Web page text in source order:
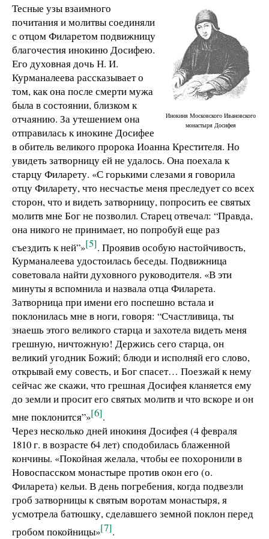
Инокиня Московского Ивановского
монастыря Досифея
Тесные узы взаимного
почитания и молитвы соединяли
с отцом Филаретом подвижницу
благочестия инокиню Досифею.
Его духовная дочь Н. И.
Курманалеева рассказывает о
том, как она после смерти мужа
была в состоянии, близком к
отчаянию. За утешением она
отправилась к инокине Досифее
в обитель великого пророка Иоанна Крестителя. Но
увидеть затворницу ей не удалось. Она поехала к
старцу Филарету. «С горькими слезами я говорила
отцу Филарету, что несчастье меня преследует со всех
сторон, что и видеть затворницу, попросить ее святых
молитв мне Бог не позволил. Старец отвечал: “Правда,
она никого не принимает, но попробуй еще раз
съездить к ней”»[5]. Проявив особую настойчивость,
Курманалеева удостоилась беседы. Подвижница
советовала найти духовного руководителя. «В эти
минуты я вспомнила и назвала отца Филарета.
Затворница при имени его поспешно встала и
поклонилась мне в ноги, говоря: “Счастливица, ты
знаешь этого великого старца и захотела видеть меня
грешную, ничтожную! Держись сего старца, он
великий угодник Божий; блюди и исполняй его слово,
открывай ему совесть, и Бог спасет… Поезжай к нему
сейчас же скажи, что грешная Досифея кланяется ему
до земли и просит его святых молитв и что вскоре и он
мне поклонится”»[6].
Через несколько дней инокиня Досифея (4 февраля
1810 г. в возрасте 64 лет) сподобилась блаженной
кончины. «Покойная желала, чтобы ее похоронили в
Новоспасском монастыре против окон его (о.
Филарета) кельи. В день погребения, когда подвезли
гроб затворницы к святым воротам монастыря, я
усмотрела батюшку, сделавшего земной поклон перед
гробом покойницы»[7].